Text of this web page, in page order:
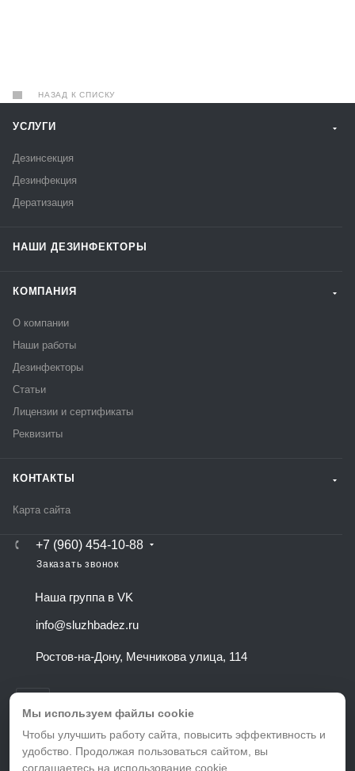
НАЗАД К СПИСКУ
УСЛУГИ
Дезинсекция
Дезинфекция
Дератизация
НАШИ ДЕЗИНФЕКТОРЫ
КОМПАНИЯ
О компании
Наши работы
Дезинфекторы
Статьи
Лицензии и сертификаты
Реквизиты
КОНТАКТЫ
Карта сайта
+7 (960) 454-10-88
Заказать звонок
Наша группа в VK
info@sluzhbadez.ru
Ростов-на-Дону, Мечникова улица, 114
ВЕРСИЯ ДЛЯ ПЕЧАТИ
Мы используем файлы cookie
Чтобы улучшить работу сайта, повысить эффективность и
удобство. Продолжая пользоваться сайтом, вы
соглашаетесь на использование cookie
тариф именно для Вас!